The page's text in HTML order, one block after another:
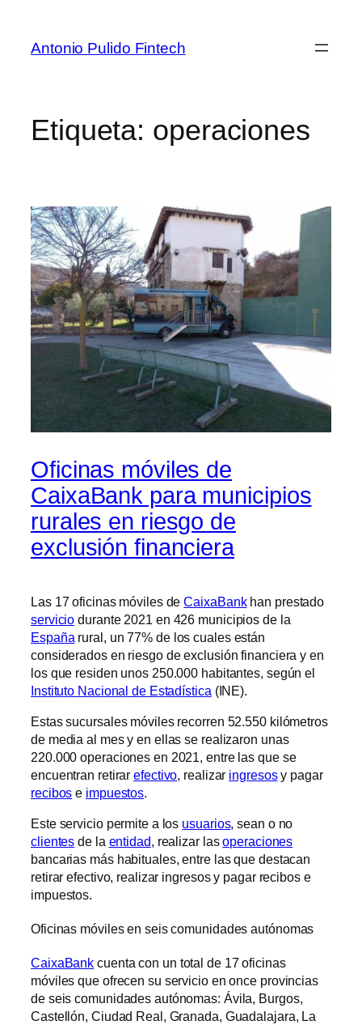
Antonio Pulido Fintech
Etiqueta: operaciones
Oficinas móviles de
CaixaBank para municipios
rurales en riesgo de
exclusión financiera
Las 17 oficinas móviles deCaixaBankhan prestado
servicio durante 2021 en 426 municipios de la
España rural, un 77% de los cuales están
considerados en riesgo de exclusión financiera y en
los que residen unos 250.000 habitantes, según el
Instituto Nacional de Estadística (INE).
Estas sucursales móviles recorren 52.550 kilómetros
de media al mes y en ellas se realizaron unas
220.000 operaciones en 2021, entre las que se
encuentran retirarefectivo, realizar ingresosy pagar
recibos e impuestos.
Este servicio permite a los usuarios, sean o no
clientes de la entidad, realizar lasoperaciones
bancarias más habituales, entre las que destacan
retirar efectivo, realizar ingresos y pagar recibos e
impuestos.
Oficinas móviles en seis comunidades autónomas
CaixaBank cuenta con un total de 17 oficinas
móviles que ofrecen su servicio en once provincias
de seis comunidades autónomas: Ávila, Burgos,
Castellón, Ciudad Real, Granada, Guadalajara, La